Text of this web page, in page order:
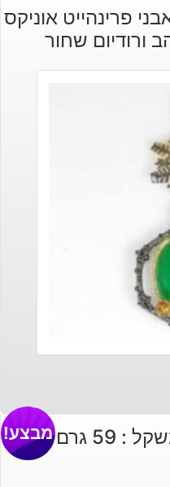
פרינהייט אוניקס
ורודיום שחור
59 גרם מבצע!